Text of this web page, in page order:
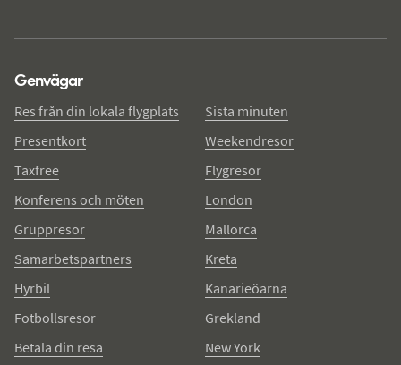
Genvägar
Res från din lokala flygplats
Presentkort
Taxfree
Konferens och möten
Gruppresor
Samarbetspartners
Hyrbil
Fotbollsresor
Betala din resa
Sista minuten
Weekendresor
Flygresor
London
Mallorca
Kreta
Kanarieöarna
Grekland
New York